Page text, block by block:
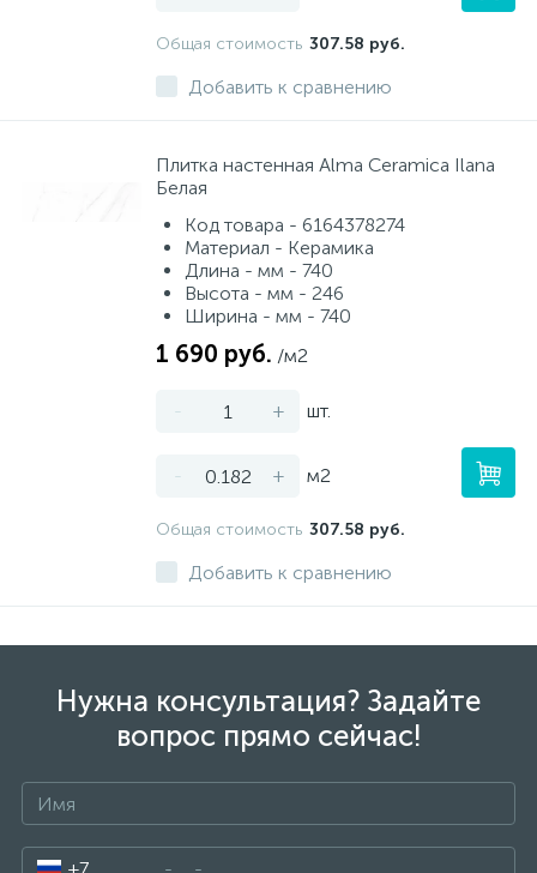
Общая стоимость 307.58 руб.
Добавить к сравнению
Плитка настенная Alma Ceramica Ilana
Белая
Код товара - 6164378274
Материал - Керамика
Длина - мм - 740
Высота - мм - 246
Ширина - мм - 740
1 690 руб. /м2
- + шт.
- + м2
Общая стоимость 307.58 руб.
Добавить к сравнению
Нужна консультация? Задайте
вопрос прямо сейчас!
+7